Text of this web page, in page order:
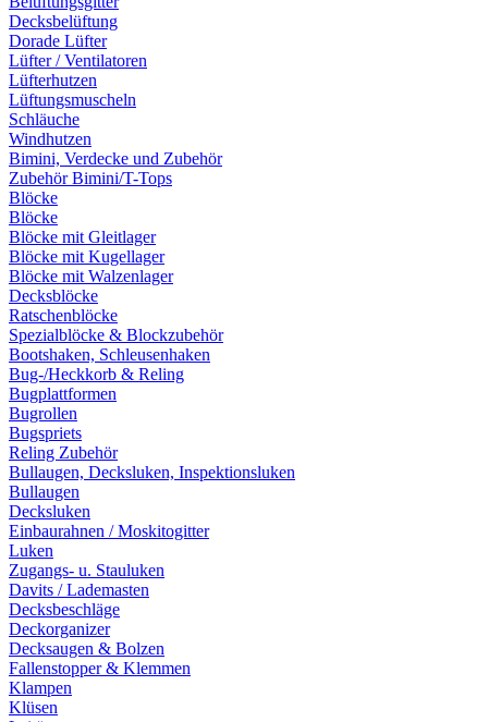
Decksbelüftung
Dorade Lüfter
Lüfter / Ventilatoren
Lüfterhutzen
Lüftungsmuscheln
Schläuche
Windhutzen
Bimini, Verdecke und Zubehör
Zubehör Bimini/T-Tops
Blöcke
Blöcke
Blöcke mit Gleitlager
Blöcke mit Kugellager
Blöcke mit Walzenlager
Decksblöcke
Ratschenblöcke
Spezialblöcke & Blockzubehör
Bootshaken, Schleusenhaken
Bug-/Heckkorb & Reling
Bugplattformen
Bugrollen
Bugspriets
Reling Zubehör
Bullaugen, Decksluken, Inspektionsluken
Bullaugen
Decksluken
Einbaurahnen / Moskitogitter
Luken
Zugangs- u. Stauluken
Davits / Lademasten
Decksbeschläge
Deckorganizer
Decksaugen & Bolzen
Fallenstopper & Klemmen
Klampen
Klüsen